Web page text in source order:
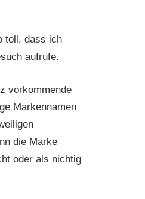
toll, dass ich
aufrufe.
vorkommende
Markennamen
die Marke
oder als nichtig